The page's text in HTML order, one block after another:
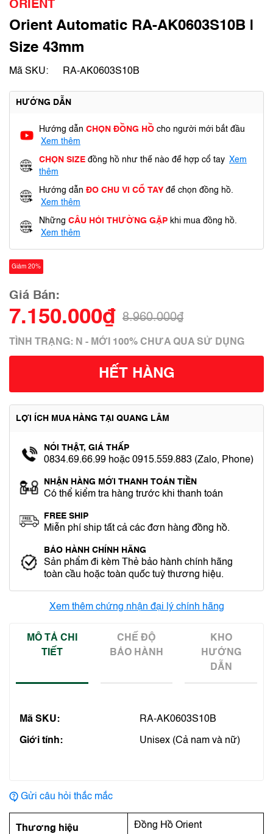
ORIENT
Orient Automatic RA-AK0603S10B |
Size 43mm
Mã SKU: RA-AK0603S10B
HƯỚNG DẪN
Hướng dẫn CHỌN ĐỒNG HỒ cho người mới bắt đầu
Xem thêm
CHỌN SIZE đồng hồ như thế nào để hợp cổ tay Xem
thêm
Hướng dẫn ĐO CHU VI CỔ TAY để chọn đồng hồ.
Xem thêm
Những CÂU HỎI THƯỜNG GẶP khi mua đồng hồ.
Xem thêm
Giảm 20%
Giá Bán:
7.150.000₫ 8.960.000₫
TÌNH TRẠNG: N - MỚI 100% CHƯA QUA SỬ DỤNG
HẾT HÀNG
LỢI ÍCH MUA HÀNG TẠI QUANG LÂM
NÓI THẬT, GIÁ THẤP
0834.69.66.99 hoặc 0915.559.883 (Zalo, Phone)
NHẬN HÀNG MỚI THANH TOÁN TIỀN
Có thể kiểm tra hàng trước khi thanh toán
FREE SHIP
Miễn phí ship tất cả các đơn hàng đồng hồ.
BẢO HÀNH CHÍNH HÃNG
Sản phẩm đi kèm Thẻ bảo hành chính hãng
toàn cầu hoặc toàn quốc tuỳ thương hiệu.
Xem thêm chứng nhận đại lý chính hãng
MÔ TẢ CHI
TIẾT
CHẾ ĐỘ
BẢO HÀNH
KHO
HƯỚNG
DẪN
Mã SKU: RA-AK0603S10B
Giới tính: Unisex (Cả nam và nữ)
Gửi câu hỏi thắc mắc
Thương hiệu Đồng Hồ Orient